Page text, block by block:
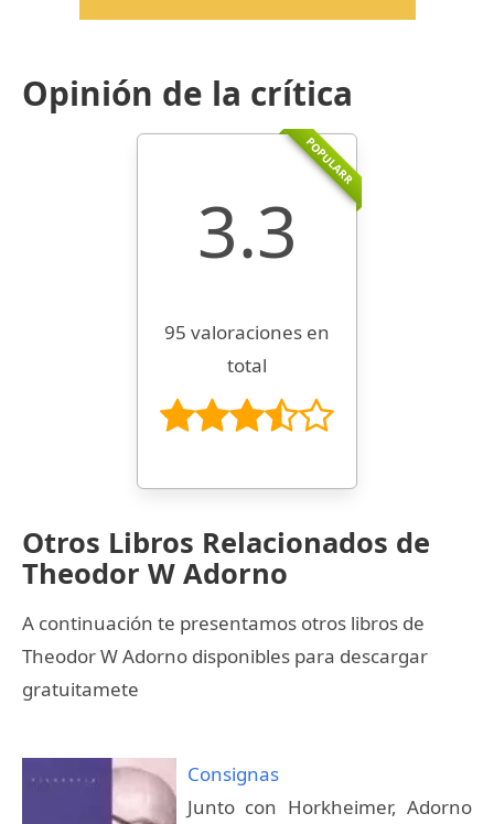
Opinión de la crítica
POPULARR
3.3
95 valoraciones en
total
Otros Libros Relacionados de
Theodor W Adorno
A continuación te presentamos otros libros de
Theodor W Adorno disponibles para descargar
gratuitamete
Consignas
Junto con Horkheimer, Adorno